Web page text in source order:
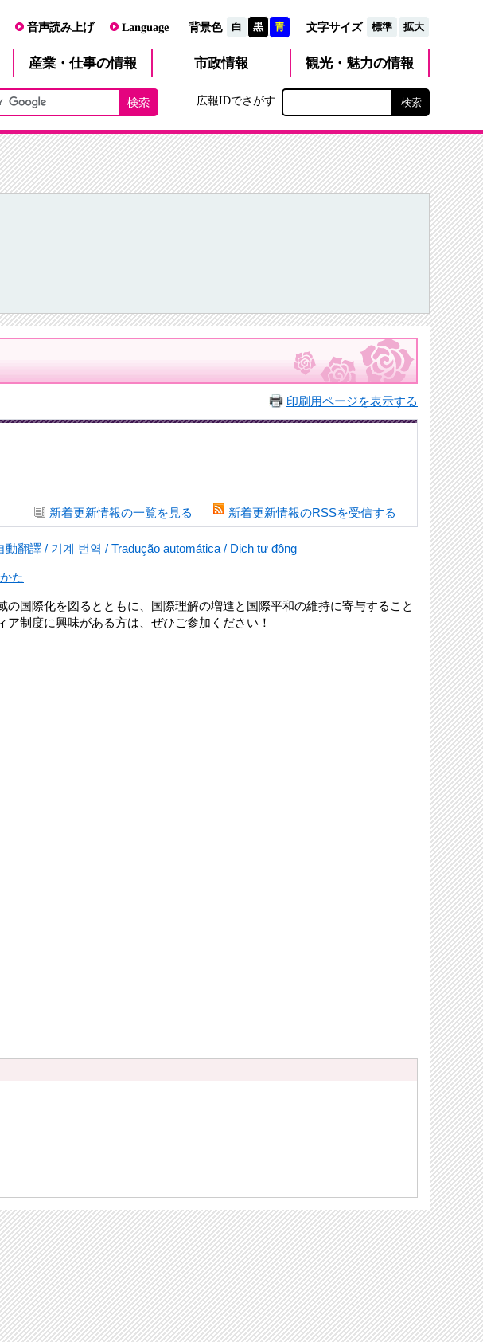
音声読み上げ Language 背景色 白 黒 青 文字サイズ 標準 拡大
産業・仕事の情報 市政情報 観光・魅力の情報
広報IDでさがす
印刷用ページを表示する
新着更新情報のRSSを受信する
新着更新情報の一覧を見る
翻譯 / 기계 번역 / Tradução automática / Dịch tự động
た
国際化を図るとともに、国際理解の増進と国際平和の維持に寄与すること
制度に興味がある方は、ぜひご参加ください！